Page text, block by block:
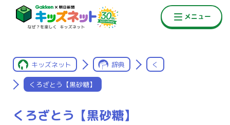
キッズネット 辞典 く
くろざとう【黒砂糖】
くろざとう【黒砂糖】